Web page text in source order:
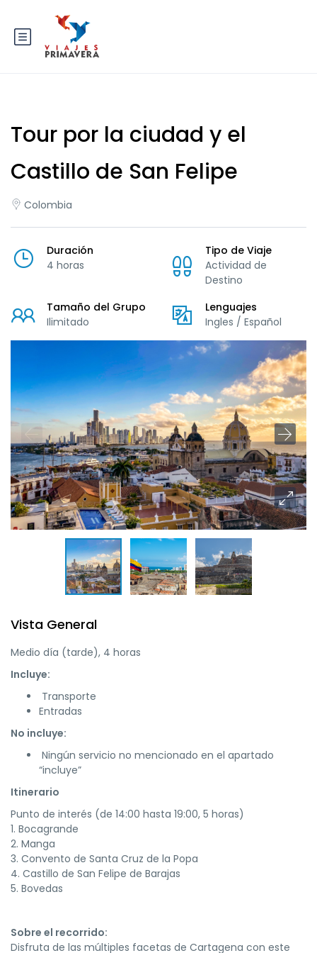
Tour por la ciudad y el
Castillo de San Felipe
Colombia
Duración
4 horas
Tipo de Viaje
Actividad de
Destino
Tamaño del Grupo
Ilimitado
Lenguajes
Ingles / Español
Vista General
Medio día (tarde), 4 horas
Incluye:
Transporte
Entradas
No incluye:
Ningún servicio no mencionado en el apartado
“incluye”
Itinerario
Punto de interés (de 14:00 hasta 19:00, 5 horas)
1. Bocagrande
2. Manga
3. Convento de Santa Cruz de la Popa
4. Castillo de San Felipe de Barajas
5. Bovedas
Sobre el recorrido:
Disfruta de las múltiples facetas de Cartagena con este